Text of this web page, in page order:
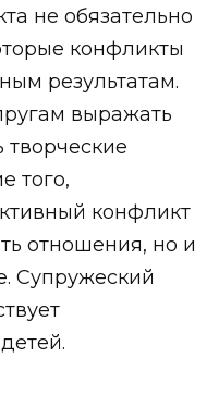
не обязательно
конфликты
результатам.
выражать
творческие
того,
конфликт
отношения, но и
Супружеский